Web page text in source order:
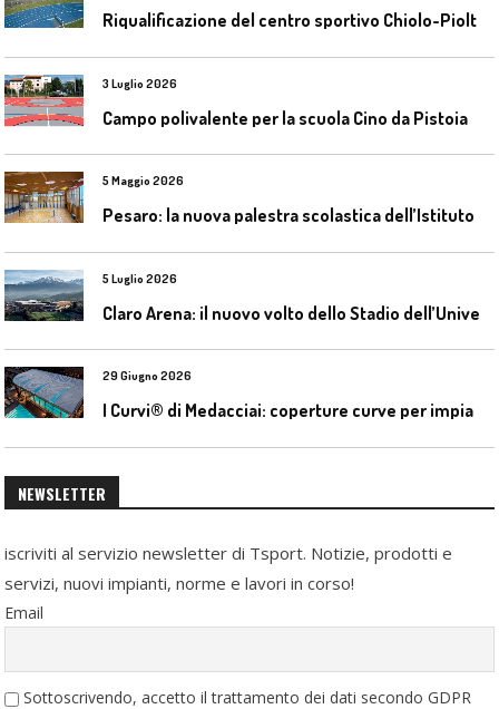
3 Luglio 2026
Campo polivalente per la scuola Cino da Pistoia
5 Maggio 2026
5 Luglio 2026
29 Giugno 2026
NEWSLETTER
iscriviti al servizio newsletter di Tsport. Notizie, prodotti e
servizi, nuovi impianti, norme e lavori in corso!
Email
Sottoscrivendo, accetto il trattamento dei dati secondo GDPR